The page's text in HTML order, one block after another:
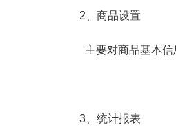
2、商品设置
主要对商品基本
3、统计报表